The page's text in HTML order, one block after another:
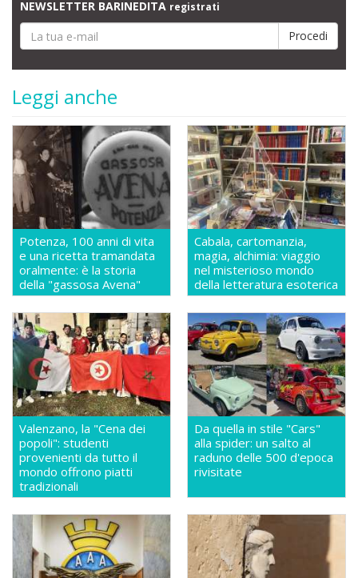
NEWSLETTER BARINEDITA registrati
Leggi anche
Potenza, 100 anni di vita
e una ricetta tramandata
oralmente: è la storia
della "gassosa Avena"
Cabala, cartomanzia,
magia, alchimia: viaggio
nel misterioso mondo
della letteratura esoterica
Valenzano, la "Cena dei
popoli": studenti
provenienti da tutto il
mondo offrono piatti
tradizionali
Da quella in stile "Cars"
alla spider: un salto al
raduno delle 500 d'epoca
rivisitate